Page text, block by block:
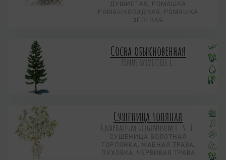
ДУШИСТАЯ, РОМАШКА
РОМАШКОВИДНАЯ, РОМАШКА
ЗЕЛЕНАЯ
Сосна обыкновенная
Pinus sylvestris L.
Сушеница топяная
Gnaphalium uliginosum L. s. I.
СУШЕНИЦА БОЛОТНАЯ
ГОРЛЯНКА, ЖАБНАЯ ТРАВА,
ПУХОВКА, ЧЕРВИВАЯ ТРАВА